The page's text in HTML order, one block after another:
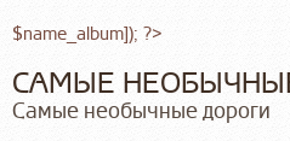
$name_album]); ?>
САМЫЕ
Самые необычные дороги